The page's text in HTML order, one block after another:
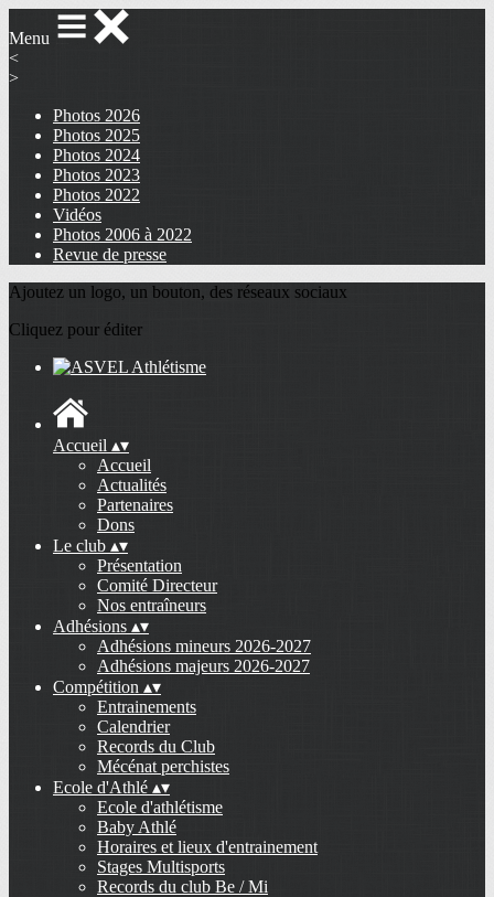
Menu
<
>
Photos 2026
Photos 2025
Photos 2024
Photos 2023
Photos 2022
Vidéos
Photos 2006 à 2022
Revue de presse
Ajoutez un logo, un bouton, des réseaux sociaux
Cliquez pour éditer
Accueil ▴▾
Accueil
Actualités
Partenaires
Dons
Le club ▴▾
Présentation
Comité Directeur
Nos entraîneurs
Adhésions ▴▾
Adhésions mineurs 2026-2027
Adhésions majeurs 2026-2027
Compétition ▴▾
Entrainements
Calendrier
Records du Club
Mécénat perchistes
Ecole d'Athlé ▴▾
Ecole d'athlétisme
Baby Athlé
Horaires et lieux d'entrainement
Stages Multisports
Records du club Be / Mi